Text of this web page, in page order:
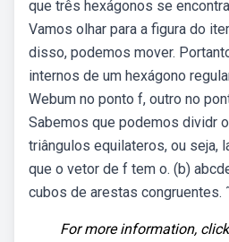
que três hexágonos se
Vamos olhar para a figura do
disso, podemos mover.
internos de um hexágono
Webum no ponto f, outro no
Sabemos que podemos dividr
triângulos equilateros, ou seja,
que o vetor de f tem o. (b)
cubos de arestas congruentes.
For more information,